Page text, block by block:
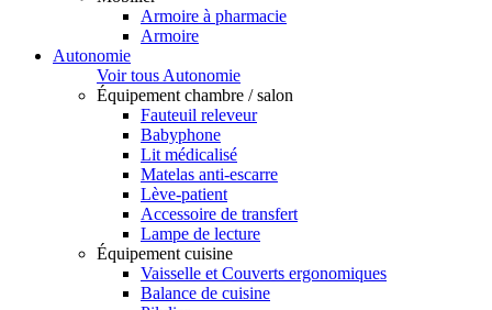
Armoire à pharmacie
Armoire
Autonomie
Voir tous Autonomie
Équipement chambre / salon
Fauteuil releveur
Babyphone
Lit médicalisé
Matelas anti-escarre
Lève-patient
Accessoire de transfert
Lampe de lecture
Équipement cuisine
Vaisselle et Couverts ergonomiques
Balance de cuisine